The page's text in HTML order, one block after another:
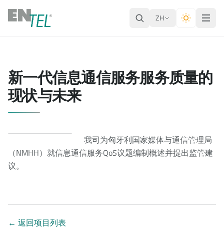
ZH
新一代信息通信服务服务质量的
现状与未来
我司为匈牙利国家媒体与通信管理局
（NMHH）就信息通信服务QoS议题编制概述并提出监管建
议。
← 返回项目列表